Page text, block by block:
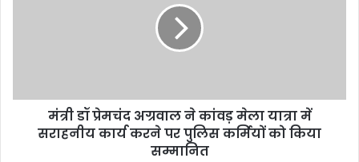
मंत्री डॉ प्रेमचंद अग्रवाल ने कांवड़ मेला यात्रा में
सराहनीय कार्य करने पर पुलिस कर्मियों को किया
सम्मानित